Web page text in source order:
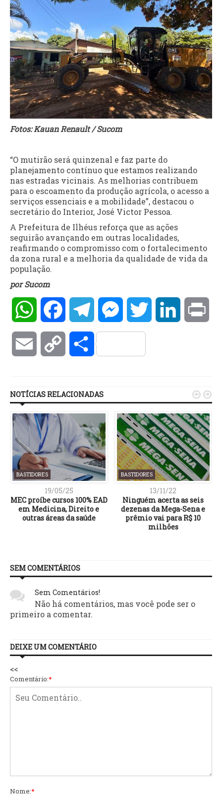
Fotos: Kauan Renault / Sucom
“O mutirão será quinzenal e faz parte do
planejamento contínuo que estamos realizando
nas estradas vicinais. As melhorias contribuem
para o escoamento da produção agrícola, o acesso a
serviços essenciais e a mobilidade”, destacou o
secretário do Interior, José Victor Pessoa.
A Prefeitura de Ilhéus reforça que as ações
seguirão avançando em outras localidades,
reafirmando o compromisso com o fortalecimento
da zona rural e a melhoria da qualidade de vida da
população.
por Sucom
WhatsAppFacebookTelegramMessengerTwitter LinkedIn
Email Copy Compartilhar
NOTÍCIAS RELACIONADAS
BASTIDORES
19/05/25
MEC proíbe cursos 100% EAD
em Medicina, Direito e
outras áreas da saúde
BASTIDORES
13/11/22
Ninguém acerta as seis
dezenas da Mega-Sena e
prêmio vai para R$ 10
milhões
 
SEM COMENTÁRIOS
Sem Comentários!
Não há comentários, mas você pode ser o
primeiro a comentar.
DEIXE UM COMENTÁRIO
<<
Comentário:*
Nome:*